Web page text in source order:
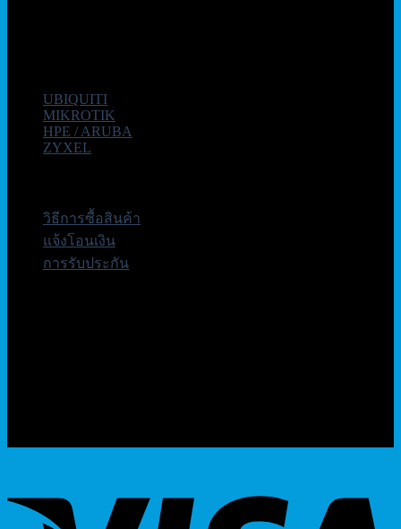
UBIQUITI
MIKROTIK
HPE / ARUBA
ZYXEL
วิธีการซื้อสินค้า
แจ้งโอนเงิน
การรับประกัน